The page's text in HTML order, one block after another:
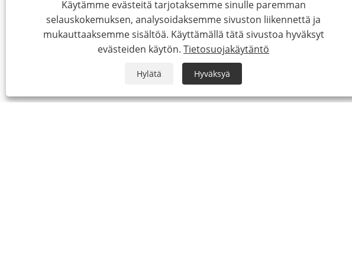
Käytämme evästeitä tarjotaksemme sinulle paremman
selauskokemuksen, analysoidaksemme sivuston liikennettä ja
mukauttaaksemme sisältöä. Käyttämällä tätä sivustoa hyväksyt
evästeiden käytön. Tietosuojakäytäntö
Hylätä
Hyväksyä